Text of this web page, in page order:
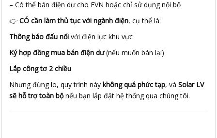
– Có thể bán điện dư cho EVN hoặc chỉ sử dụng nội bộ
👉CÓ cần làm thủ tục với ngành điện, cụ thể là:
Thông báo đấu nối với điện lực khu vực
Ký hợp đồng mua bán điện dư(nếu muốn bán lại)
Lắp công tơ 2 chiều
Nhưng đừng lo, quy trình nàykhông quá phức tạp, vàSolar LV
sẽ hỗ trợ toàn bộnếu bạn lắp đặt hệ thống qua chúng tôi.